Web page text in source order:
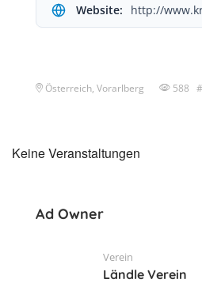
Website: http://
Österreich, Vorarlberg 588
Keine Veranstaltungen
Ad Owner
Verein
Ländle Verein